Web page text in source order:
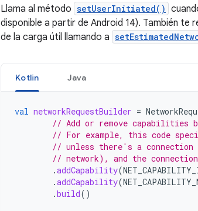
Llama al método setUserInitiated()
disponible a partir de Android 14). También
de la carga útil llamando a
Kotlin Java
val networkRequestBuilder =
// Add or remove capabilities
// For example, this code
// unless there's a
// network), and the
.addCapability(
.addCapability(
.build()